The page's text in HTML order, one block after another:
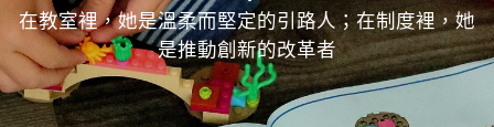
在教室裡，她是溫柔而堅定的引路人；在制度裡，她
是推動創新的改革者